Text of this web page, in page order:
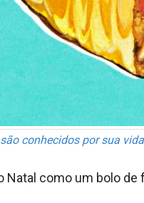
conhecidos por sua
Natal como um bolo